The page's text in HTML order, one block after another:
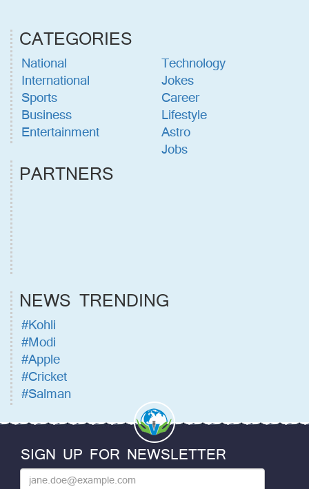
CATEGORIES
National
International
Sports
Business
Entertainment
Technology
Jokes
Career
Lifestyle
Astro
Jobs
PARTNERS
NEWS TRENDING
#Kohli
#Modi
#Apple
#Cricket
#Salman
SIGN UP FOR NEWSLETTER